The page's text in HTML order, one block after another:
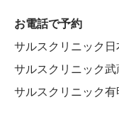
お電話で予約
サルスクリニック日
サルスクリニック武
サルスクリニック